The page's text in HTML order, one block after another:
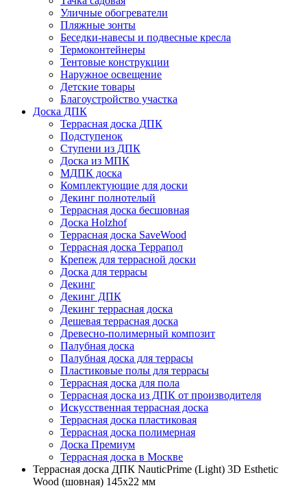
Уличные обогреватели
Пляжные зонты
Беседки-навесы и подвесные кресла
Термоконтейнеры
Тентовые конструкции
Наружное освещение
Детские товары
Благоустройство участка
Доска ДПК
Террасная доска ДПК
Подступенок
Ступени из ДПК
Доска из МПК
МДПК доска
Комплектующие для доски
Декинг полнотелый
Террасная доска бесшовная
Доска Holzhof
Террасная доска SaveWood
Террасная доска Террапол
Крепеж для террасной доски
Доска для террасы
Декинг
Декинг ДПК
Декинг террасная доска
Дешевая террасная доска
Древесно-полимерный композит
Палубная доска
Палубная доска для террасы
Пластиковые полы для террасы
Террасная доска для пола
Террасная доска из ДПК от производителя
Искусственная террасная доска
Террасная доска пластиковая
Террасная доска полимерная
Доска Премиум
Террасная доска в Москве
Террасная доска ДПК NauticPrime (Light) 3D Esthetic
Wood (шовная) 145х22 мм